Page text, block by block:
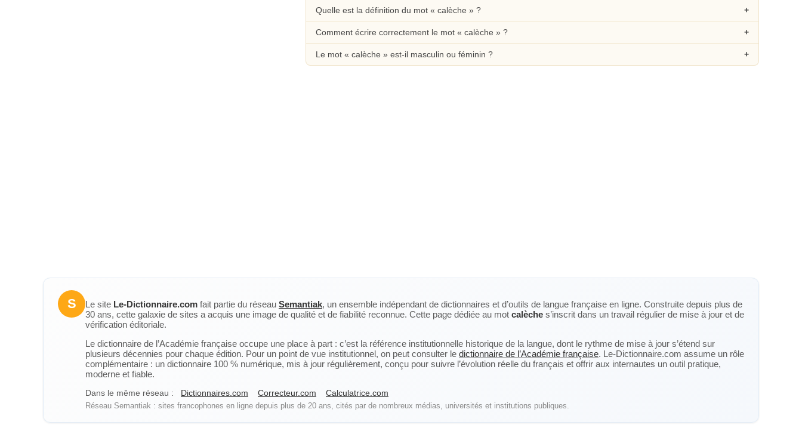
Quelle est la définition du mot « calèche » ?
Comment écrire correctement le mot « calèche » ?
Le mot « calèche » est-il masculin ou féminin ?
S Le site Le-Dictionnaire.com fait partie du réseau Semantiak, un ensemble indépendant de dictionnaires et d’outils de langue française en ligne. Construite depuis plus de
30 ans, cette galaxie de sites a acquis une image de qualité et de fiabilité reconnue. Cette page dédiée au mot calèche s’inscrit dans un travail régulier de mise à jour et de
vérification éditoriale.
Le dictionnaire de l’Académie française occupe une place à part : c’est la référence institutionnelle historique de la langue, dont le rythme de mise à jour s’étend sur
plusieurs décennies pour chaque édition. Pour un point de vue institutionnel, on peut consulter le dictionnaire de l’Académie française. Le-Dictionnaire.com assume un rôle
complémentaire : un dictionnaire 100 % numérique, mis à jour régulièrement, conçu pour suivre l’évolution réelle du français et offrir aux internautes un outil pratique,
moderne et fiable.
Dans le même réseau : Dictionnaires.com Correcteur.com Calculatrice.com
Réseau Semantiak : sites francophones en ligne depuis plus de 20 ans, cités par de nombreux médias, universités et institutions publiques.